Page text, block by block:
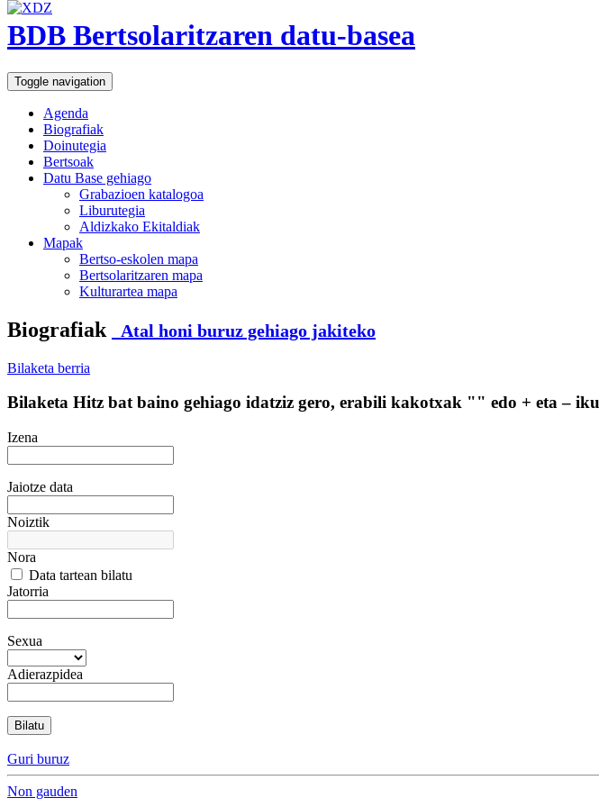
BDB Bertsolaritzaren datu-basea
Toggle navigation
Agenda
Biografiak
Doinutegia
Bertsoak
Datu Base gehiago
Grabazioen katalogoa
Liburutegia
Aldizkako Ekitaldiak
Mapak
Bertso-eskolen mapa
Bertsolaritzaren mapa
Kulturartea mapa
Biografiak Atal honi buruz gehiago jakiteko
Bilaketa berria
Bilaketa Hitz bat baino gehiago idatziz gero, erabili kakotxak "" edo + eta –
Izena
Jaiotze data
Noiztik
Nora
Data tartean bilatu
Jatorria
Sexua
Adierazpidea
Bilatu
Guri buruz
Non gauden